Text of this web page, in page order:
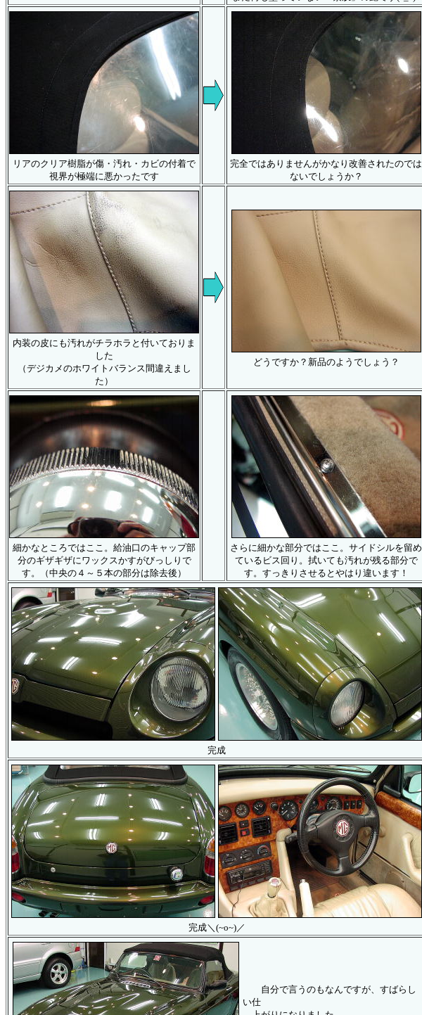
リアのクリア樹脂が傷・汚れ・カビの付着で
視界が極端に悪かったです
完全ではありませんがかなり改善されたのでは
ないでしょうか？
内装の皮にも汚れがチラホラと付いておりま
した
（デジカメのホワイトバランス間違えまし
た）
どうですか？新品のようでしょう？
細かなところではここ。給油口のキャップ部
分のギザギザにワックスかすがびっしりで
す。（中央の４～５本の部分は除去後）
さらに細かな部分ではここ。サイドシルを留め
ているビス回り。拭いても汚れが残る部分で
す。すっきりさせるとやはり違います！
完成
完成＼(~o~)／
自分で言うのもなんですが、すばらし
い仕